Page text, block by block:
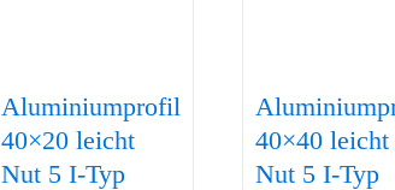
Aluminiumprofil
40×20 leicht
Nut 5 I-Typ
40×40 leicht
Nut 5 I-Typ